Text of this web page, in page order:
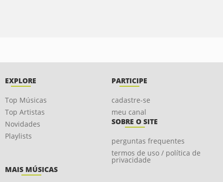
EXPLORE
Top Músicas
Top Artistas
Novidades
Playlists
PARTICIPE
cadastre-se
meu canal
SOBRE O SITE
perguntas frequentes
termos de uso / política de
privacidade
MAIS MÚSICAS